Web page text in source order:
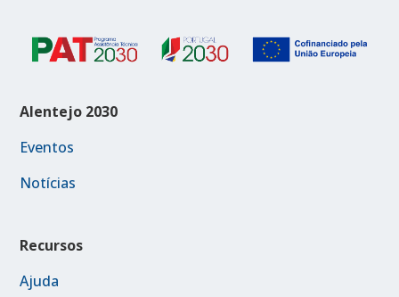
Alentejo 2030
Eventos
Notícias
Recursos
Ajuda